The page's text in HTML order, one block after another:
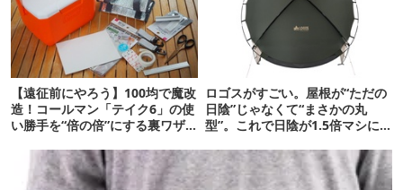
【遠征前にやろう】100均で魔改
造！コールマン「テイク6」の使
い勝手を“倍の倍”にする裏ワザ6
ロゴスがすごい。屋根が“ただの
日陰”じゃなくて“まさかの丸
型”。これで日陰が1.5倍マシに